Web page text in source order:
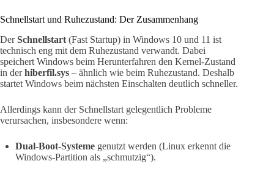
Schnellstart und Ruhezustand: Der Zusammenhang
DerSchnellstart (Fast Startup) in Windows 10 und 11 ist
technisch eng mit dem Ruhezustand verwandt. Dabei
speichert Windows beim Herunterfahren den Kernel-Zustand
in derhiberfil.sys – ähnlich wie beim Ruhezustand. Deshalb
startet Windows beim nächsten Einschalten deutlich schneller.
Allerdings kann der Schnellstart gelegentlich Probleme
verursachen, insbesondere wenn:
Dual-Boot-Systeme genutzt werden (Linux erkennt die
Windows-Partition als „schmutzig“).